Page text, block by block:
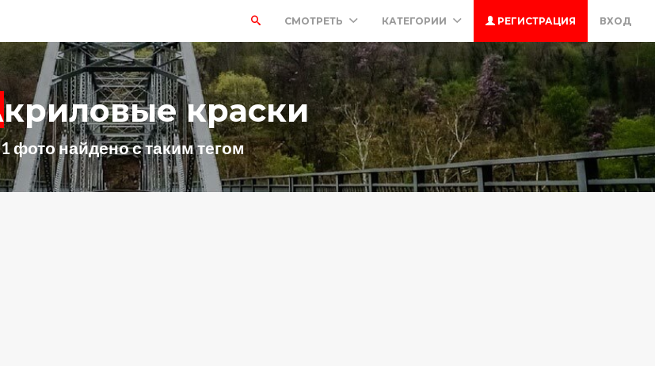
СМОТРЕТЬ КАТЕГОРИИ РЕГИСТРАЦИЯ ВХОД
Акриловые краски
1 фото найдено с таким тегом